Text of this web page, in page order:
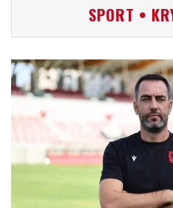
SPORT •